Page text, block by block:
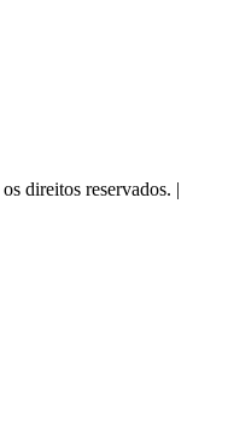
direitos reservados. |